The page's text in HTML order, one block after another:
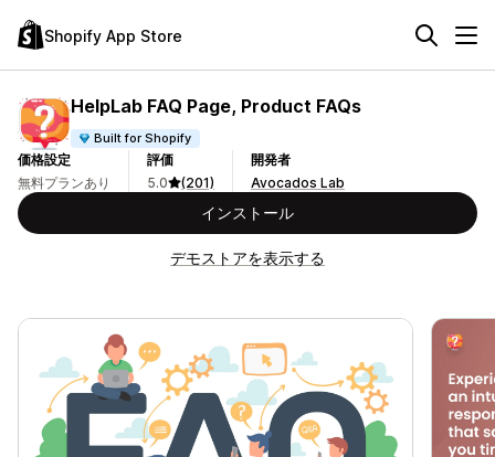
Shopify App Store
HelpLab FAQ Page, Product FAQs
Built for Shopify
価格設定
無料プランあり
評価
5.0
(201)
開発者
Avocados Lab
インストール
デモストアを表示する